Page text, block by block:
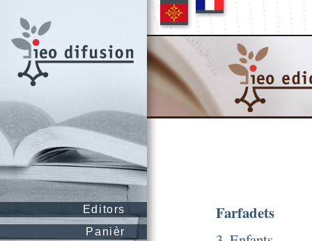
Editors
Panièr
Farfadets